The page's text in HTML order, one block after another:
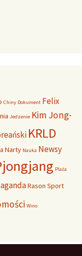
Chiny Dokument Felix
Jedzenie Kim Jong-
KRLD
Narty Nauka Newsy
Plaża
Rason Sport
Wino